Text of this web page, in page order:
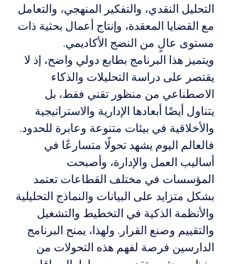
التحليل النقدي، والتفكير المنهجي، والتعامل
مع القضايا المعقدة، وإنتاج أعمال بحثية ذات
مستوى عالٍ من النضج الأكاديمي.
ويتميز هذا البرنامج بطابع دولي واضح، إذ لا
يقتصر على دراسة التحليلات والذكاء
الاصطناعي من منظور تقني فقط، بل
يتناول أيضًا أبعادها الإدارية والاستراتيجية
والأخلاقية في بيئات متنوعة وعابرة للحدود.
فالعالم اليوم يشهد تحولًا متسارعًا في
أساليب العمل والإدارة، وأصبحت
المؤسسات في مختلف القطاعات تعتمد
بشكل متزايد على البيانات والنماذج التحليلية
والأنظمة الذكية في التخطيط والتشغيل
والتقييم وصنع القرار. ولهذا، يمنح البرنامج
الدارسين فرصة لفهم هذه التحولات من